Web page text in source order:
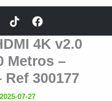
4K v2.0
Metros –
300177
2025-07-27